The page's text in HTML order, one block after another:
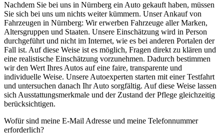
Nachdem Sie bei uns in Nürnberg ein Auto gekauft haben, müssen
Sie sich bei uns um nichts weiter kümmern. Unser Ankauf von
Fahrzeugen in Nürnberg: Wir erwerben Fahrzeuge aller Marken,
Altersgruppen und Staaten. Unsere Einschätzung wird in Person
durchgeführt und nicht im Internet, wie es bei anderen Portalen der
Fall ist. Auf diese Weise ist es möglich, Fragen direkt zu klären und
eine realistische Einschätzung vorzunehmen. Dadurch bestimmen
wir den Wert Ihres Autos auf eine faire, transparente und
individuelle Weise. Unsere Autoexperten starten mit einer Testfahrt
und untersuchen danach Ihr Auto sorgfältig. Auf diese Weise lassen
sich Ausstattungsmerkmale und der Zustand der Pflege gleichzeitig
berücksichtigen.
Wofür sind meine E-Mail Adresse und meine Telefonnummer
erforderlich?